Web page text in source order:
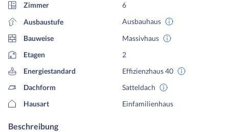
Zimmer
6
Ausbaustufe
Ausbauhaus
Bauweise
Massivhaus
Etagen
2
Energiestandard
Effizienzhaus 40
Dachform
Satteldach
Hausart
Einfamilienhaus
Beschreibung